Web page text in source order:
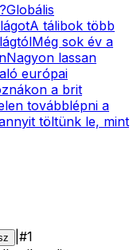
Globális
A tálibok több
Még sok év a
Nagyon lassan
európai
a brit
továbblépni a
töltünk le, mint
#1